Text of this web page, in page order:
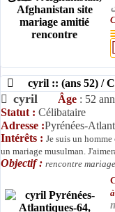
cyril :: (ans 52) /
cyril Âge : 52
Statut : Célibataire
Adresse :
Intérêts : Je suis un
un mariage musulman.
Objectif : rencontre